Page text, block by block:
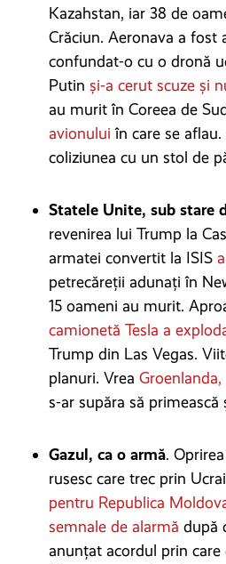
Kazahstan, iar 38 de
Crăciun. Aeronava a fost
confundat-o cu o dronă
Putin și-a cerut scuze și
au murit în Coreea de
avionului în care se
coliziunea cu un stol de
Statele Unite, sub stare
revenirea lui Trump la
armatei convertit la ISIS
petrecăreții adunați în
15 oameni au murit.
camionetă Tesla a
Trump din Las Vegas.
planuri. Vrea
s-ar supăra să primească
Gazul, ca o armă.
rusesc care trec prin
pentru Republica
semnale de alarmă după
anunțat acordul prin